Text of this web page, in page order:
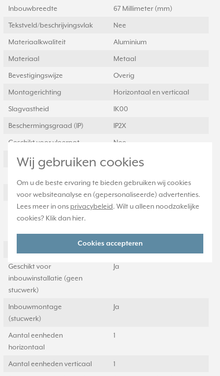
Wij gebruiken cookies
Om u de beste ervaring te bieden gebruiken wij cookies
voor websiteanalyse en (gepersonaliseerde) advertenties.
Lees meer in ons privacybeleid. Wilt u alleen noodzakelijke
cookies? Klik dan hier.
Cookies accepteren
Inbouwbreedte 67 Millimeter (mm)
Tekstveld/beschrijvingsvlak Nee
Materiaalkwaliteit Aluminium
Materiaal Metaal
Bevestigingswijze Overig
Montagerichting Horizontaal en verticaal
Slagvastheid IK00
Beschermingsgraad (IP) IP2X
Geschikt voor vloerpot Nee
Transparant Nee
Geschikt voor wandgoot Ja
Geschikt voor
inbouwinstallatie
(stucwerk)
Ja
Geschikt voor
inbouwinstallatie (geen
stucwerk)
Ja
Inbouwmontage
(stucwerk)
Ja
Aantal eenheden
horizontaal
1
Aantal eenheden verticaal 1